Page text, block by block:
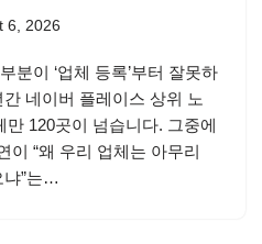
6, 2026
분이 ‘업체 등록’부터 잘못하
네이버 플레이스 상위 노
120곳이 넘습니다. 그중에
이 “왜 우리 업체는 아무리
냐”는…